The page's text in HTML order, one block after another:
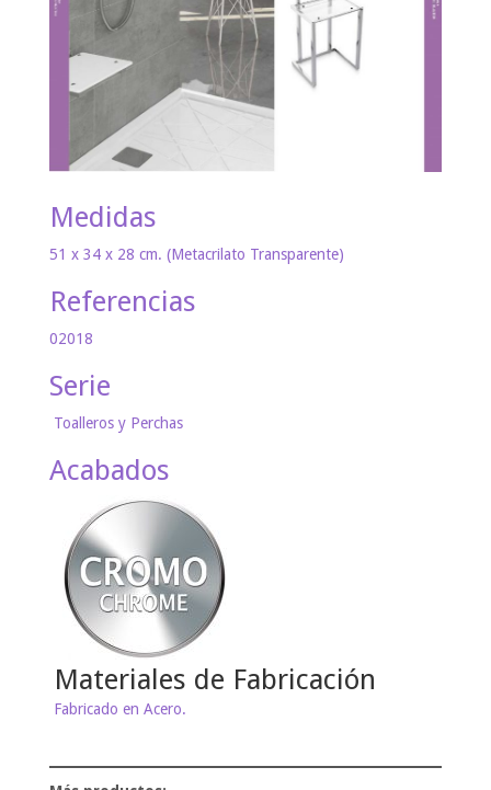
Medidas
51 x 34 x 28 cm. (Metacrilato Transparente)
Referencias
02018
Serie
Toalleros y Perchas
Acabados
Materiales de Fabricación
Fabricado en Acero.